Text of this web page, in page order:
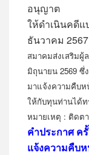
อนุญาต
ให้ดำเนินคดีแ
ธันวาคม 2567
สมาคมส่งเสริมผู้
มิถุนายน 2569 ซึ่
มาแจ้งความคืบห
ให้กับทุนท่านได้ท
หมายเหตุ : ติดตา
คำประกาศ ค
แจ้งความคืบ